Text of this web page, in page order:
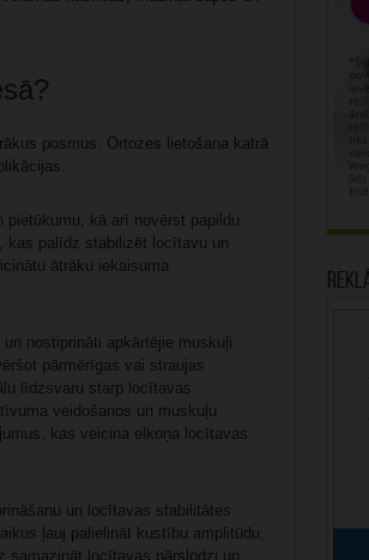
posmus. Ortozes lietošana katrā
pietūkumu, kā arī novērst papildu
kas palīdz stabilizēt locītavu un
ātrāku iekaisuma
nostiprināti apkārtējie muskuļi.
pārmērīgas vai straujas
līdzsvaru starp locītavas
veidošanos un muskuļu
kas veicina elkoņa locītavas
un locītavas stabilitātes
ļauj palielināt kustību amplitūdu,
samazināt locītavas pārslodzi un